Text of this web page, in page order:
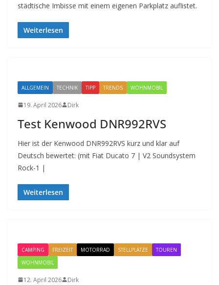
städtische Imbisse mit einem eigenen Parkplatz auflistet.
Weiterlesen
ALLGEMEIN TECHNIK TIPP TRENDS WOHNMOBIL
19. April 2026 Dirk
Test Kenwood DNR992RVS
Hier ist der Kenwood DNR992RVS kurz und klar auf
Deutsch bewertet: (mit Fiat Ducato 7 | V2 Soundsystem
Rock-1 |
Weiterlesen
CAMPING FREIZEIT MOTORRAD STELLPLÄTZE
TOUREN
WOHNMOBIL
12. April 2026 Dirk